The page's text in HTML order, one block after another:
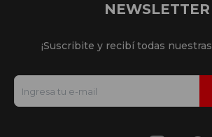
NEWSLETTER
¡Suscribite y recibí todas